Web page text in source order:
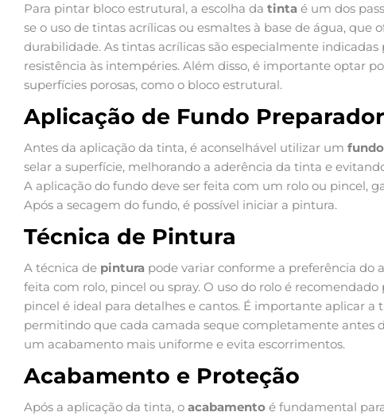
Para pintar bloco estrutural, a escolha da tinta é um dos
se o uso de tintas acrílicas ou esmaltes à base de água, que
durabilidade. As tintas acrílicas são especialmente indicadas
resistência às intempéries. Além disso, é importante optar
superfícies porosas, como o bloco estrutural.
Aplicação de Fundo Preparador
Antes da aplicação da tinta, é aconselhável utilizar um
selar a superfície, melhorando a aderência da tinta e
A aplicação do fundo deve ser feita com um rolo ou pincel,
Após a secagem do fundo, é possível iniciar a pintura.
Técnica de Pintura
A técnica de pintura pode variar conforme a preferência do
feita com rolo, pincel ou spray. O uso do rolo é
pincel é ideal para detalhes e cantos. É importante aplicar a
permitindo que cada camada seque completamente antes
um acabamento mais uniforme e evita escorrimentos.
Acabamento e Proteção
Após a aplicação da tinta, o acabamento é fundamental